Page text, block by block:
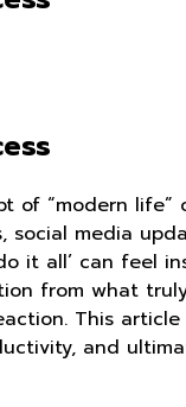
of “modern
media
it all’ can feel
from what
This
and